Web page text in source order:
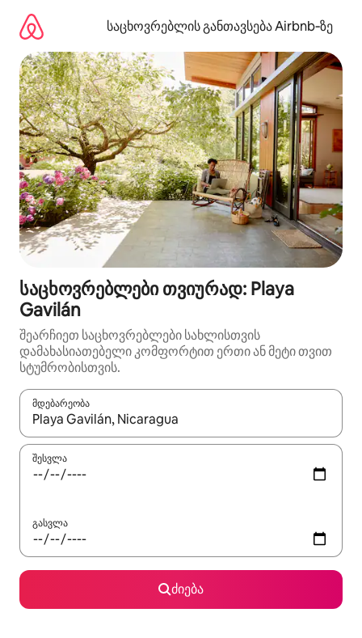
გადასვლა
საცხოვრებლის განთავსება Airbnb‑ზე
საცხოვრებლები თვიურად: Playa
Gavilán
შეარჩიეთ საცხოვრებლები სახლისთვის
დამახასიათებელი კომფორტით ერთი ან მეტი თვით
სტუმრობისთვის.
მდებარეობა
როცა შედეგები ხელმისაწვდომი გახდება, ნავიგაციისთვის
შესვლა
გასვლა
ძიება